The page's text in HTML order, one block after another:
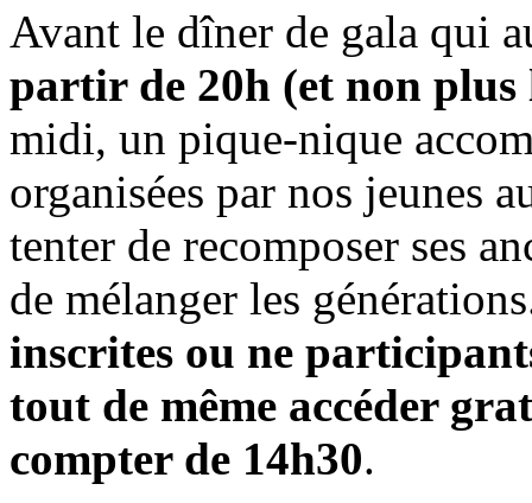
Avant le dîner de gala qui
partir de 20h (et non
midi, un pique-nique
organisées par nos jeunes
tenter de recomposer ses
de mélanger les
inscrites ou ne
tout de même accéder
compter de 14h30.